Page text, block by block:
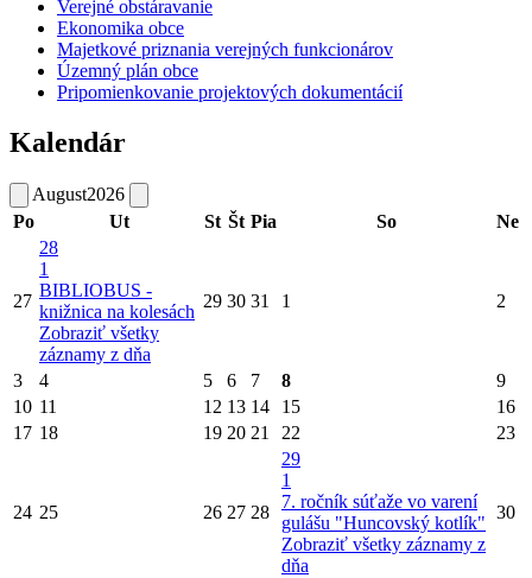
Verejné obstáravanie
Ekonomika obce
Majetkové priznania verejných funkcionárov
Územný plán obce
Pripomienkovanie projektových dokumentácií
Kalendár
August2026
Po
Ut St Št Pia So Ne
27
28
1
BIBLIOBUS -
knižnica na kolesách
Zobraziť všetky
záznamy z dňa
29 30 31 1 2
3 4 5 6 7 8
9
10 11 12 13 14 15
16
17 18 19 20 21 22 23
24 25 26 27 28
29
1
7. ročník súťaže vo varení
gulášu "Huncovský kotlík"
Zobraziť všetky záznamy z
dňa
30